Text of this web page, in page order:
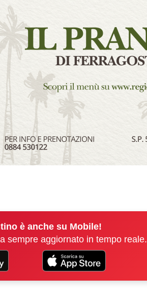
è anche su Mobile!
sempre aggiornato in tempo reale.